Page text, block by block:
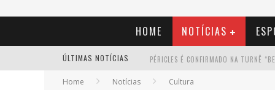
HOME NOTÍCIAS
ÚLTIMAS NOTÍCIAS
Home Notícias Cultura